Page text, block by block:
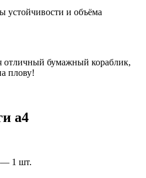
устойчивости и объёма
отличный бумажный кораблик,
плову!
а4
— 1 шт.